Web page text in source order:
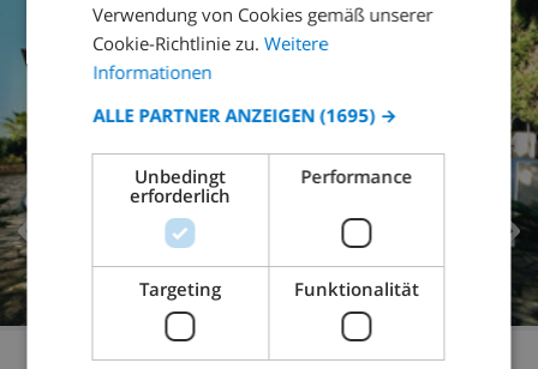
GERMAN
ITALIAN
NORWEGIAN
Verwendung von Cookies gemäß unserer
Cookie-Richtlinie zu. Weitere
Informationen
ALLE PARTNER ANZEIGEN (1695) →
Unbedingt
erforderlich
Performance
Targeting Funktionalität